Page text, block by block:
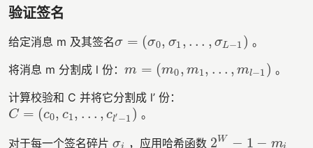
验证签名
给定消息 m 及其签名σ = (σ0, σ1 , … , σL−1 )
σ=(σ 0,σ1, …,σ L −1 ) 。
将消息 m 分割成 l 份： m = (m0, m1, … , ml−1 )
m= (m 0,m1,…,m l−1 ) 。
计算校验和 C 并将它分割成 l’ 份：
C = (c0, c1, … , cl′−1 )
C=(c 0,c1,…,cl −1 ) 。
对于每一个签名碎片 σ
σi ，应用哈希函数 2 W − 1 − m
2W −1−mi